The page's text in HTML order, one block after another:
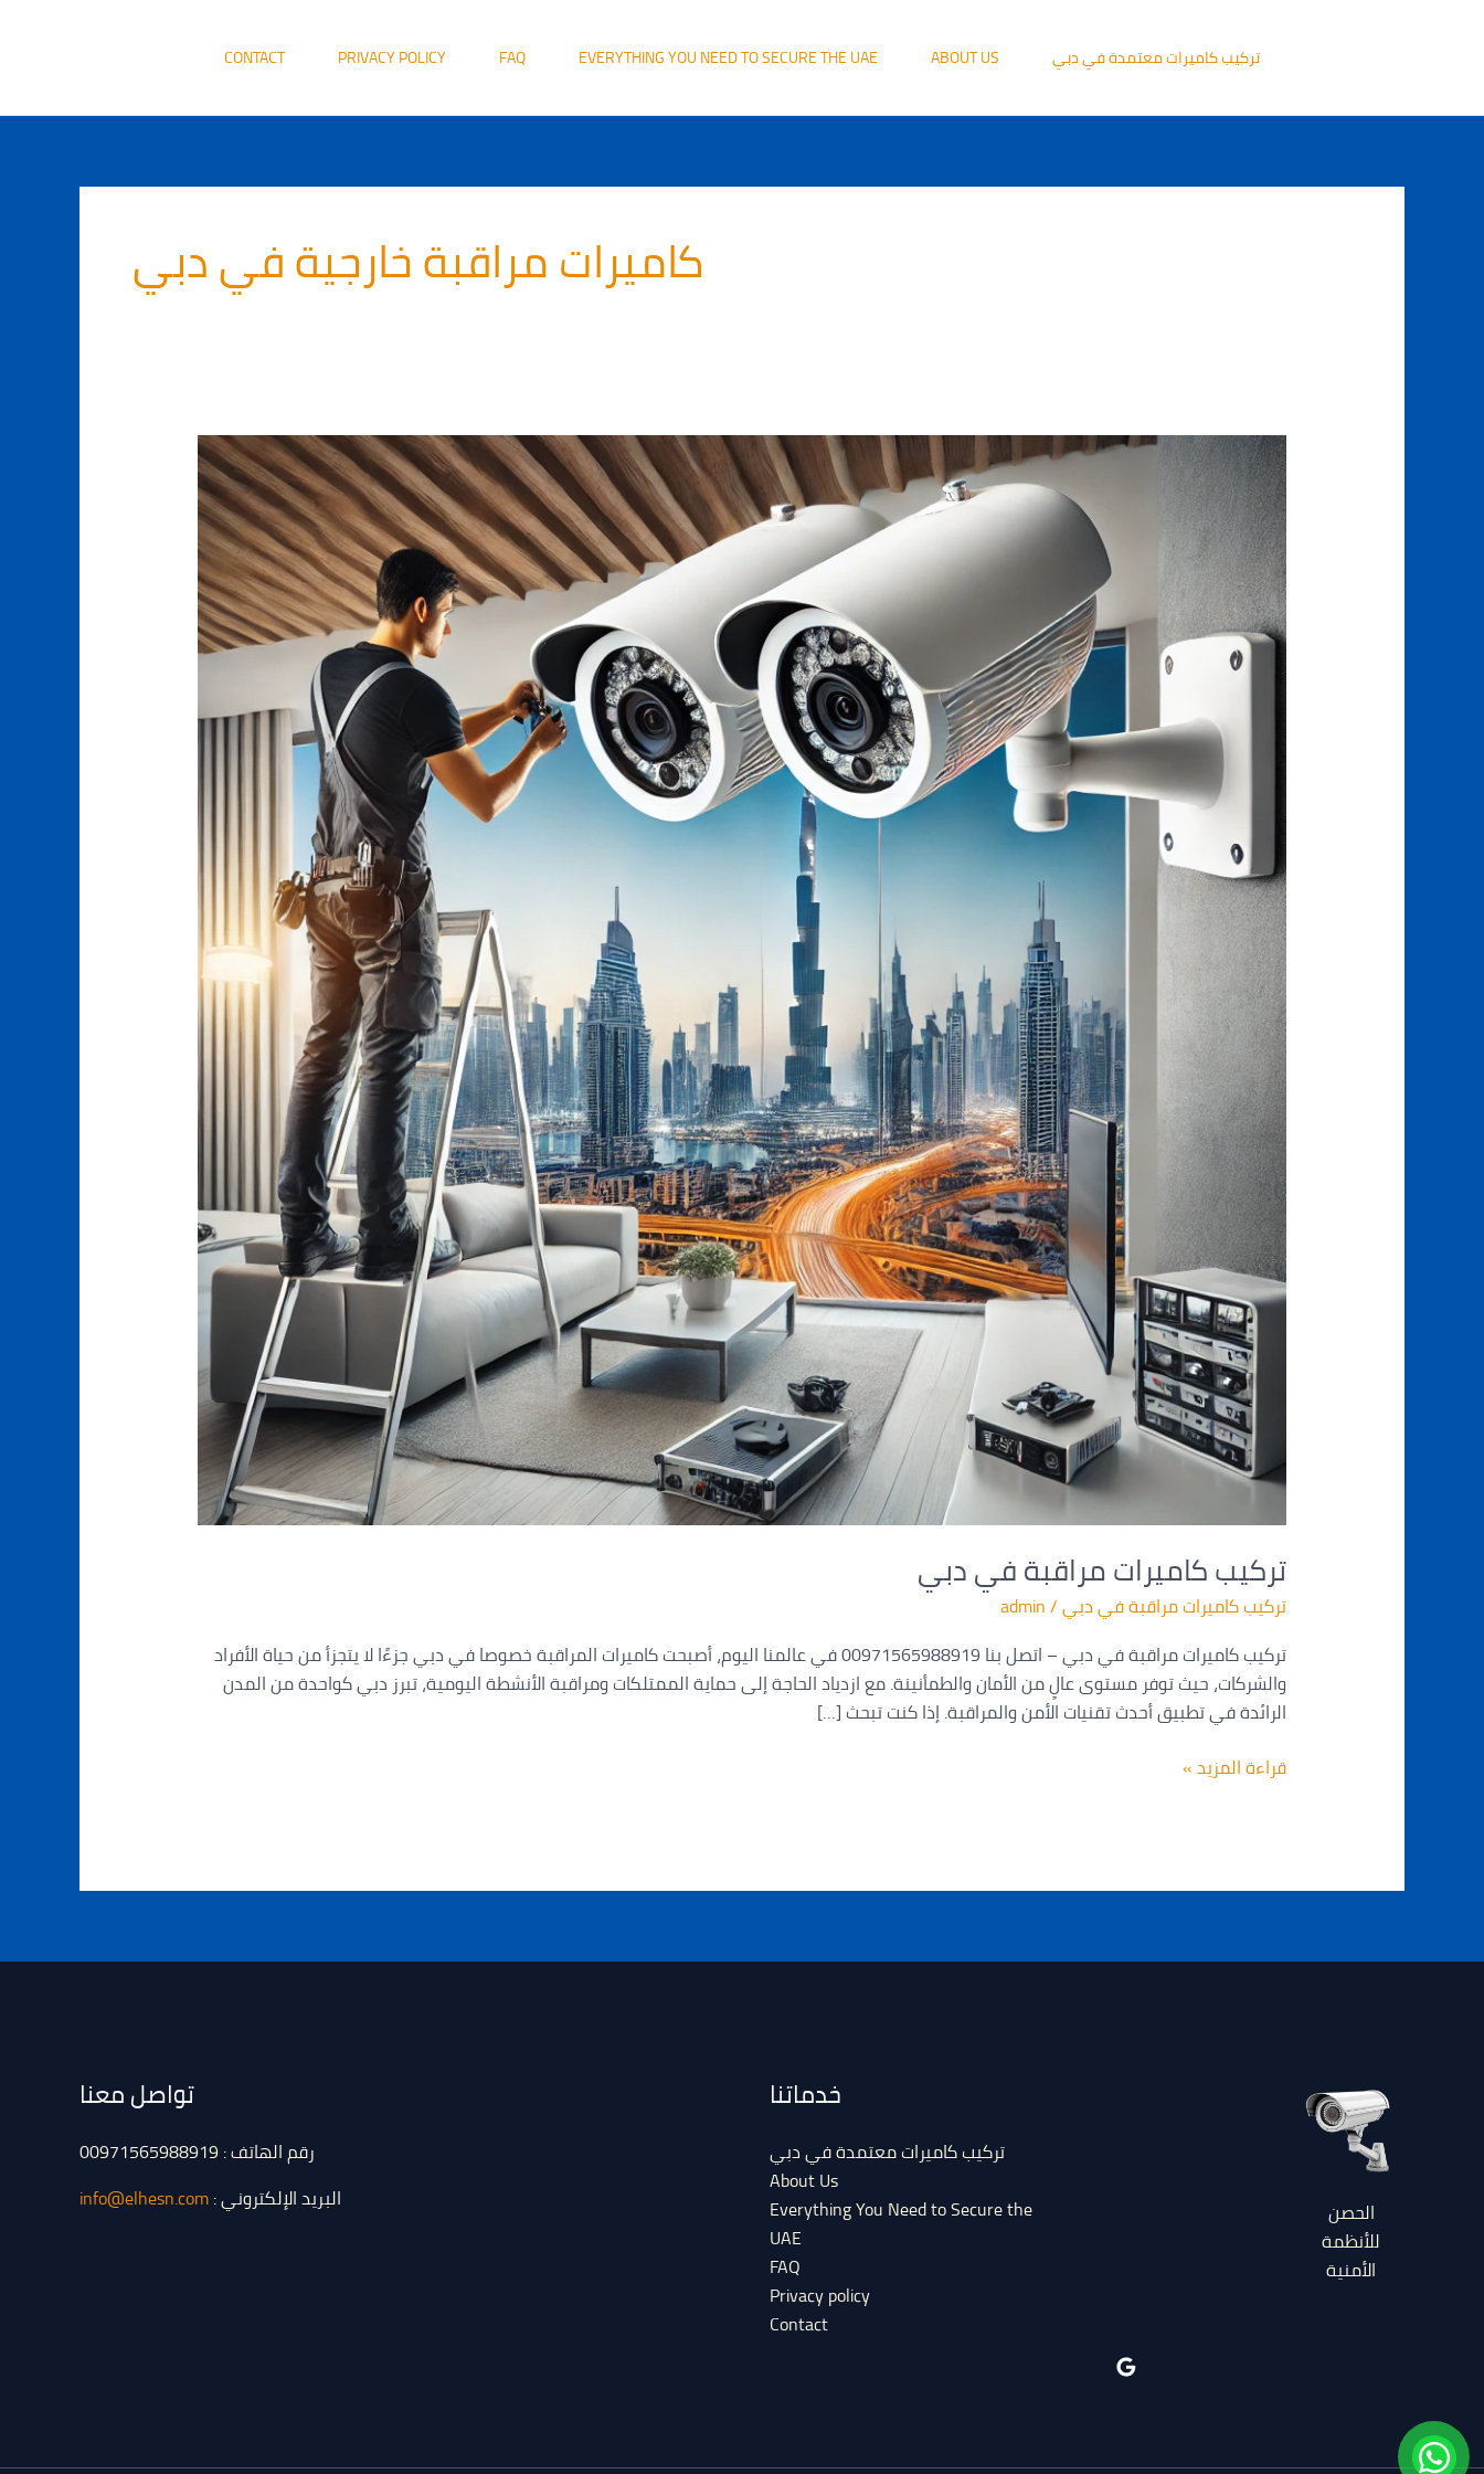
تركيب كاميرات معتمدة في دبي ABOUT US
EVERYTHING YOU NEED TO SECURE THE UAE
FAQ
PRIVACY POLICY
CONTACT
كاميرات مراقبة خارجية في دبي
تركيب كاميرات مراقبة في دبي
تركيب كاميرات مراقبة في دبي/
admin
تركيب كاميرات مراقبة في دبي – اتصل بنا 00971565988919 في عالمنا اليوم، أصبحت كاميرات المراقبة خصوصا في دبي جزءًا لا يتجزأ من حياة الأفراد
والشركات، حيث توفر مستوى عالٍ من الأمان والطمأنينة. مع ازدياد الحاجة إلى حماية الممتلكات ومراقبة الأنشطة اليومية، تبرز دبي كواحدة من المدن
الرائدة في تطبيق أحدث تقنيات الأمن والمراقبة. إذا كنت تبحث […]
تركيب
كاميرات
مراقبة
في
دبي
قراءة المزيد »
الحصن
للأنظمة
الأمنية
خدماتنا
تركيب كاميرات معتمدة في دبي
About Us
Everything You Need to Secure the
UAE
FAQ
Privacy policy
Contact
تواصل معنا
رقم الهاتف : 00971565988919
البريد الإلكتروني :info@elhesn.com